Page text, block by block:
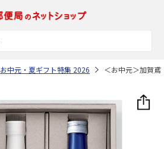
お中元・夏ギフト特集 2026 ＜お中元＞加賀